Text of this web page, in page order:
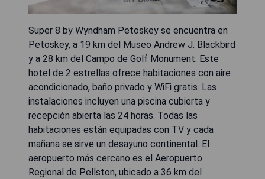
Super 8 by Wyndham Petoskey se encuentra en
Petoskey, a 19 km del Museo Andrew J. Blackbird
y a 28 km del Campo de Golf Monument. Este
hotel de 2 estrellas ofrece habitaciones con aire
acondicionado, baño privado y WiFi gratis. Las
instalaciones incluyen una piscina cubierta y
recepción abierta las 24 horas. Todas las
habitaciones están equipadas con TV y cada
mañana se sirve un desayuno continental. El
aeropuerto más cercano es el Aeropuerto
Regional de Pellston, ubicado a 36 km del